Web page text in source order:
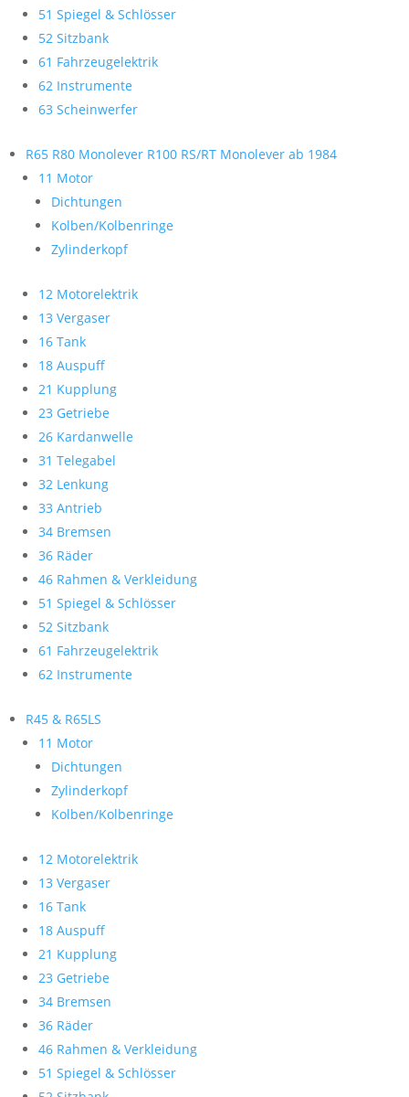
51 Spiegel & Schlösser
52 Sitzbank
61 Fahrzeugelektrik
62 Instrumente
63 Scheinwerfer
R65 R80 Monolever R100 RS/RT Monolever ab 1984
11 Motor
Dichtungen
Kolben/Kolbenringe
Zylinderkopf
12 Motorelektrik
13 Vergaser
16 Tank
18 Auspuff
21 Kupplung
23 Getriebe
26 Kardanwelle
31 Telegabel
32 Lenkung
33 Antrieb
34 Bremsen
36 Räder
46 Rahmen & Verkleidung
51 Spiegel & Schlösser
52 Sitzbank
61 Fahrzeugelektrik
62 Instrumente
R45 & R65LS
11 Motor
Dichtungen
Zylinderkopf
Kolben/Kolbenringe
12 Motorelektrik
13 Vergaser
16 Tank
18 Auspuff
21 Kupplung
23 Getriebe
34 Bremsen
36 Räder
46 Rahmen & Verkleidung
51 Spiegel & Schlösser